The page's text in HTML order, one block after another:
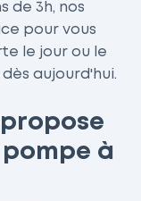
de 3h, nos
pour vous
le jour ou le
aujourd'hui.
à